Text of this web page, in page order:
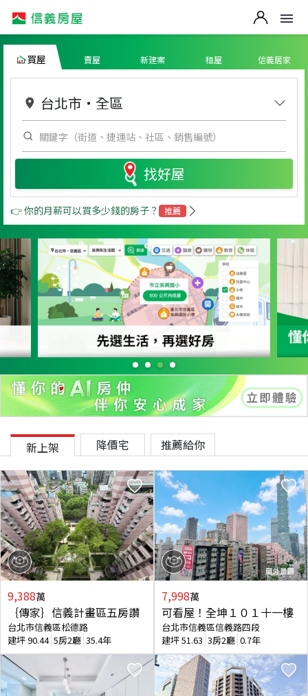
買屋 賣屋 新建案 租屋 信義居家
台北市 ・ 全區
找好屋
👉 你的月薪可以買多少錢的房子？ 推薦
新上架 降價宅 推薦給你
9,388萬
｛傳家｝信義計畫區五房讚
台北市信義區松德路
建坪90.44 5房2廳 35.4年
7,998萬
可看屋！全坤１０１十一樓
台北市信義區信義路四段
建坪51.63 3房2廳 0.7年